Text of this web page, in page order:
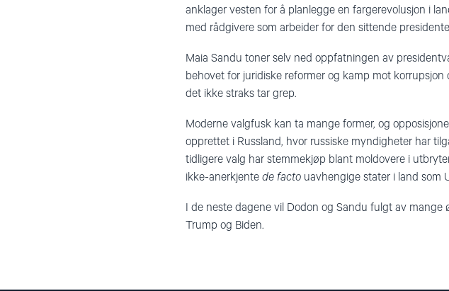
anklager vesten for å planlegge en fargerevolusjon i
med rådgivere som arbeider for den sittende
Maia Sandu toner selv ned oppfatningen av
behovet for juridiske reformer og kamp mot
det ikke straks tar grep.
Moderne valgfusk kan ta mange former, og
opprettet i Russland, hvor russiske myndigheter har
tidligere valg har stemmekjøp blant moldovere i
ikke-anerkjente de facto uavhengige stater i land som
I de neste dagene vil Dodon og Sandu fulgt av
Trump og Biden.